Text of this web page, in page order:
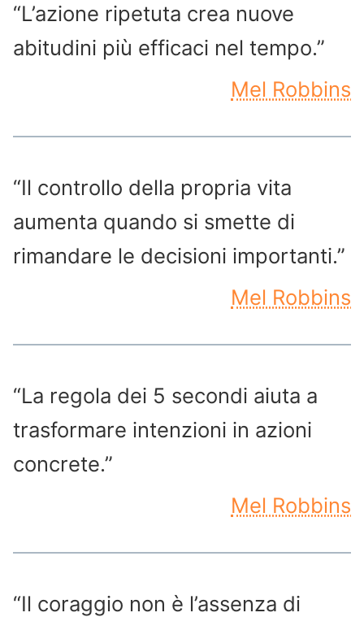
“L’azione ripetuta crea nuove
abitudini più efficaci nel tempo.”
Mel Robbins
“Il controllo della propria vita
aumenta quando si smette di
rimandare le decisioni importanti.”
Mel Robbins
“La regola dei 5 secondi aiuta a
trasformare intenzioni in azioni
concrete.”
Mel Robbins
“Il coraggio non è l’assenza di